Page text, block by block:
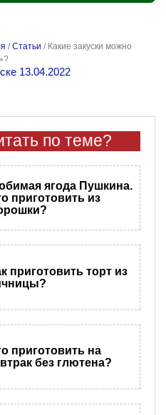
/Статьи / Какие закуски можно
13.04.2022
по теме?
ягода Пушкина.
приготовить из
приготовить торт из
приготовить на
без глютена?